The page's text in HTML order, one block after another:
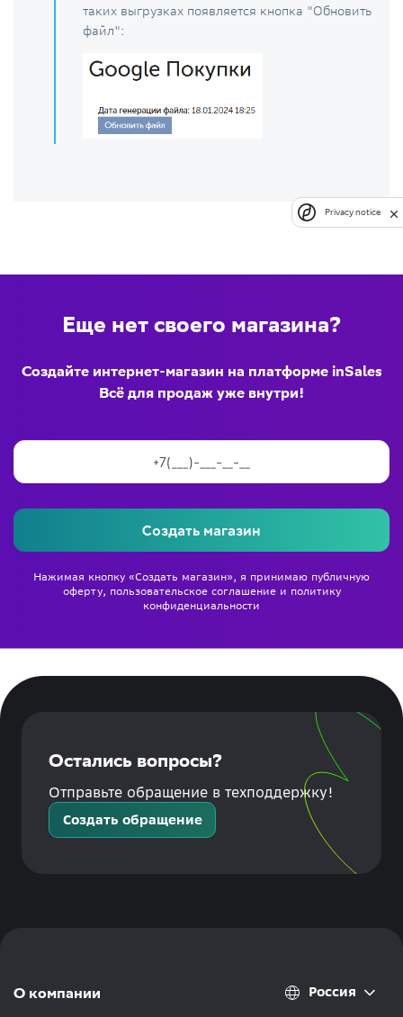
таких выгрузках появляется кнопка "Обновить
файл":
Еще нет своего магазина?
Создайте интернет-магазин на платформе inSales
Всё для продаж уже внутри!
Создать магазин
Нажимая кнопку «Создать магазин», я принимаю публичную
оферту, пользовательское соглашениеи политику
конфиденциальности
Остались вопросы?
Отправьте обращение в техподдержку!
Создать обращение
О компании Россия
Privacy notice